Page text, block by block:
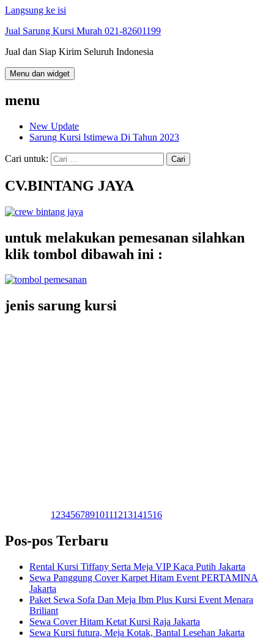
Langsung ke isi
Jual Sarung Kursi Murah 021-82601199
Jual dan Siap Kirim Seluruh Indonesia
Menu dan widget
menu
New Update
Sarung Kursi Istimewa Di Tahun 2023
Cari untuk:
CV.BINTANG JAYA
untuk melakukan pemesanan silahkan
klik tombol dibawah ini :
jenis sarung kursi
1 2345678910111213141516
Pos-pos Terbaru
Rental Kursi Tiffany Serta Meja VIP Kaca Putih Jakarta
Sewa Panggung Cover Karpet Hitam Event PERTAMINA
Jakarta
Paket Sewa Sofa Dan Meja Ibm Plus Kursi Event Menara
Briliant
Sewa Cover Hitam Ketat Kursi Raja Jakarta
Sewa Kursi futura, Meja Kotak, Bantal Lesehan Jakarta